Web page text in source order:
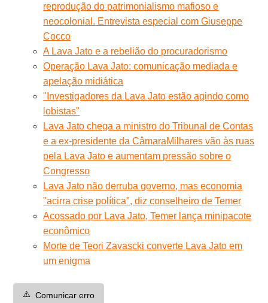
reprodução do patrimonialismo mafioso e
neocolonial. Entrevista especial com Giuseppe
Cocco
A Lava Jato e a rebelião do procuradorismo
Operação Lava Jato: comunicação mediada e
apelação midiática
"Investigadores da Lava Jato estão agindo como
lobistas"
Lava Jato chega a ministro do Tribunal de Contas
e a ex-presidente da CâmaraMilhares vão às ruas
pela Lava Jato e aumentam pressão sobre o
Congresso
Lava Jato não derruba governo, mas economia
"acirra crise política", diz conselheiro de Temer
Acossado por Lava Jato, Temer lança minipacote
econômico
Morte de Teori Zavascki converte Lava Jato em
um enigma
⚠️ Comunicar erro